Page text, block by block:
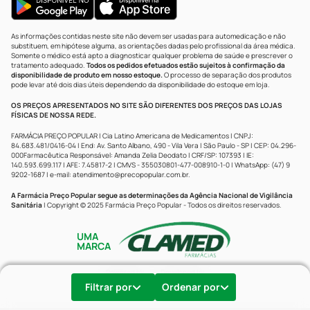
Filtrar por Ordenar por
As informações contidas neste site não devem ser usadas para automedicação e não
substituem, em hipótese alguma, as orientações dadas pelo profissional da área médica.
Somente o médico está apto a diagnosticar qualquer problema de saúde e prescrever o
tratamento adequado. Todos os pedidos efetuados estão sujeitos à confirmação da
disponibilidade de produto em nosso estoque.O processo de separação dos produtos
pode levar até dois dias úteis dependendo da disponibilidade do estoque em loja.
OS PREÇOS APRESENTADOS NO SITE SÃO DIFERENTES DOS PREÇOS DAS LOJAS
FÍSICAS DE NOSSA REDE.
FARMÁCIA PREÇO POPULAR | Cia Latino Americana de Medicamentos | CNPJ:
84.683.481/0416-04 | End: Av. Santo Albano, 490 - Vila Vera | São Paulo - SP | CEP: 04.296-
000Farmacêutica Responsável: Amanda Zelia Deodato | CRF/SP: 107393 | IE:
140.593.699.117 | AFE: 7.45817-2 | CMVS - 355030801-477-008910-1-0 | WhatsApp: (47) 9
9202-1687 | e-mail: atendimento@precopopular.com.br.
A Farmácia Preço Popular segue as determinações da Agência Nacional de Vigilância
Sanitária | Copyright © 2025 Farmácia Preço Popular - Todos os direitos reservados.
UMA
MARCA
Powered by Developed by